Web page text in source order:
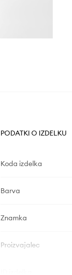
PODATKI O IZDELKU
Koda izdelka
Barva
Znamka
Proizvajalec